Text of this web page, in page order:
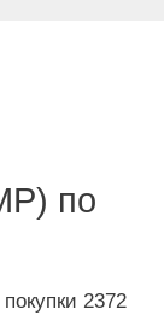
по
2372